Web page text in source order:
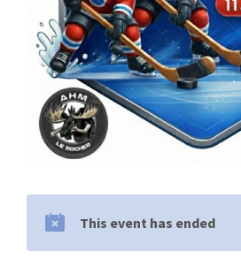
This event has ended